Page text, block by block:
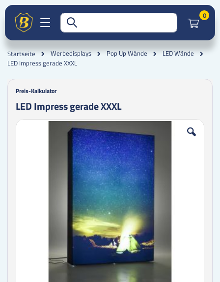
0
Startseite Werbedisplays Pop Up Wände
LED Wände
LED Impress gerade XXXL
Preis-Kalkulator
LED Impress gerade XXXL
Zum
Zum